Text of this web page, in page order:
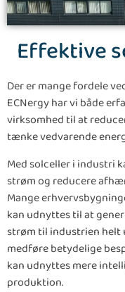
Effektive
Der er mange fordele
ECNergy har vi både
virksomhed til at
tænke vedvarende
Med solceller i industri
strøm og reducere
Mange
kan udnyttes til at
strøm til industrien helt
medføre betydelige
kan udnyttes mere
produktion.